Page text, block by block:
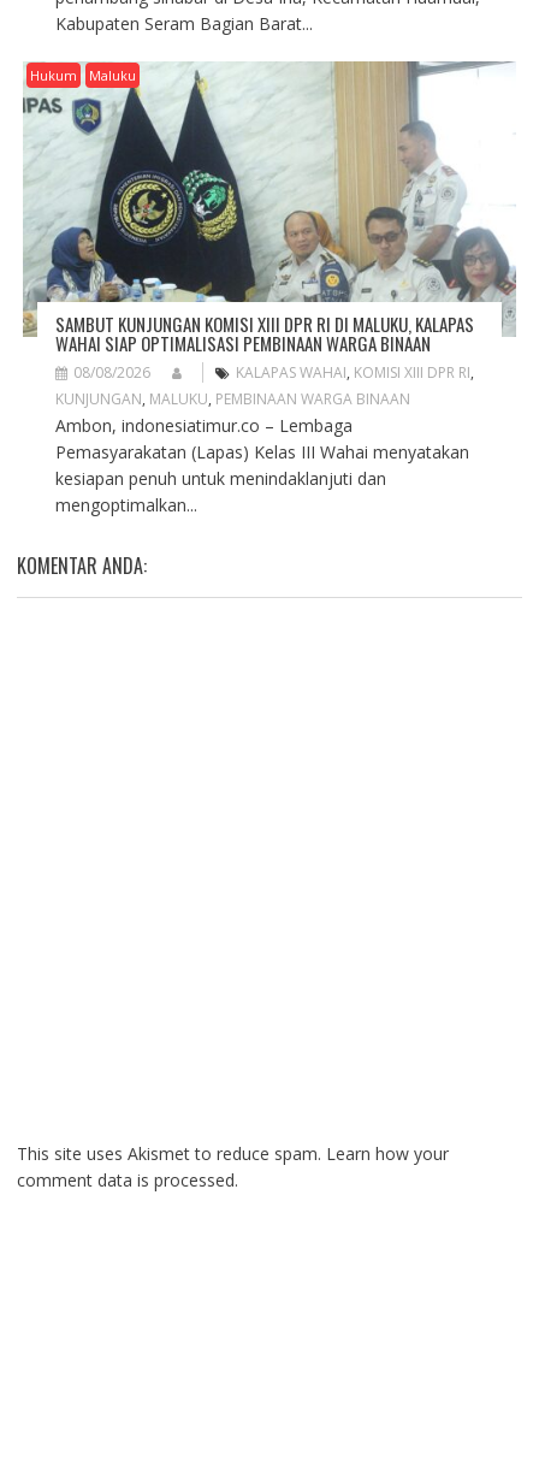
Kabupaten Seram Bagian Barat...
Hukum Maluku
SAMBUT KUNJUNGAN KOMISI XIII DPR RI DI MALUKU, KALAPAS
WAHAI SIAP OPTIMALISASI PEMBINAAN WARGA BINAAN
08/08/2026 KALAPAS WAHAI, KOMISI XIII DPR RI,
KUNJUNGAN, MALUKU, PEMBINAAN WARGA BINAAN
Ambon, indonesiatimur.co – Lembaga
Pemasyarakatan (Lapas) Kelas III Wahai menyatakan
kesiapan penuh untuk menindaklanjuti dan
mengoptimalkan...
KOMENTAR ANDA:
This site uses Akismet to reduce spam. Learn how your
comment data is processed.